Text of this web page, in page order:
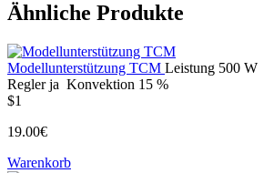
Ähnliche Produkte
Modellunterstützung TCM Leistung 500 W
Regler ja Konvektion 15 %
$1
19.00€
Warenkorb